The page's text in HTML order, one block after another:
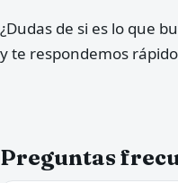
¿Dudas de si es lo que
y te respondemos
Preguntas